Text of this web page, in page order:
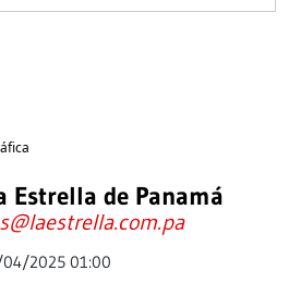
Estrella de Panamá
2025 01:00